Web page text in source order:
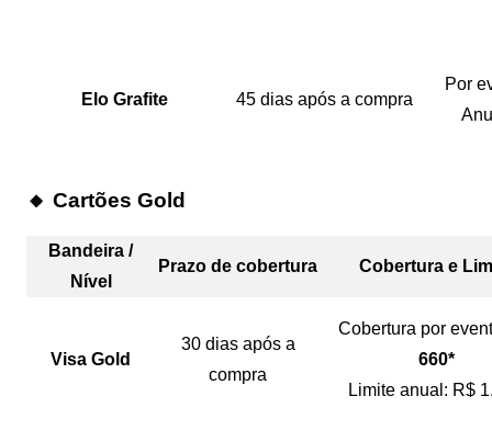
Elo Grafite 45 dias após a compra
Por
🔸 Cartões Gold
Bandeira /
Nível
Prazo de cobertura Cobertura e
Visa Gold
30 dias após a
compra
Cobertura por
660*
Limite anual: R$